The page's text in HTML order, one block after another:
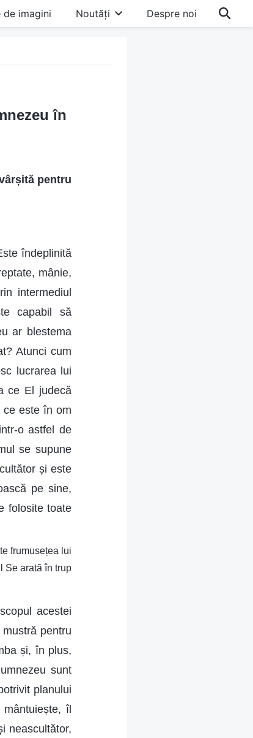
de imagini Noutăți Despre noi
în
pentru
îndeplinită
mânie,
intermediul
capabil să
ar blestema
Atunci cum
lucrarea lui
ce El judecă
ce este în om
o astfel de
se supune
și este
pe sine,
folosite toate
frumusețea lui
Se arată în trup
acestei
pentru
și, în plus,
sunt
planului
îl
neascultător,